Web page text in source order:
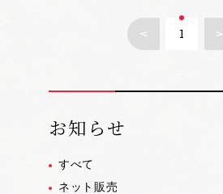
1
お知らせ
すべて
ネット販売